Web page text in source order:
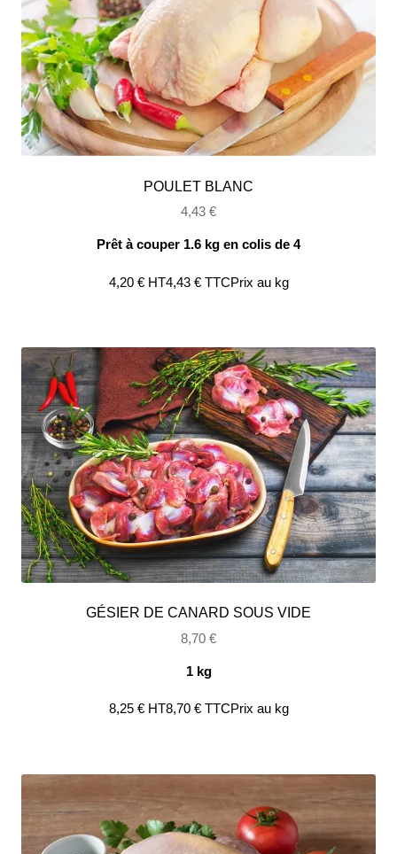
POULET BLANC
4,43 €
Prêt à couper 1.6 kg en colis de 4
4,20 €HT4,43 €TTCPrix au kg
GÉSIER DE CANARD SOUS VIDE
8,70 €
1 kg
8,25 €HT8,70 €TTCPrix au kg